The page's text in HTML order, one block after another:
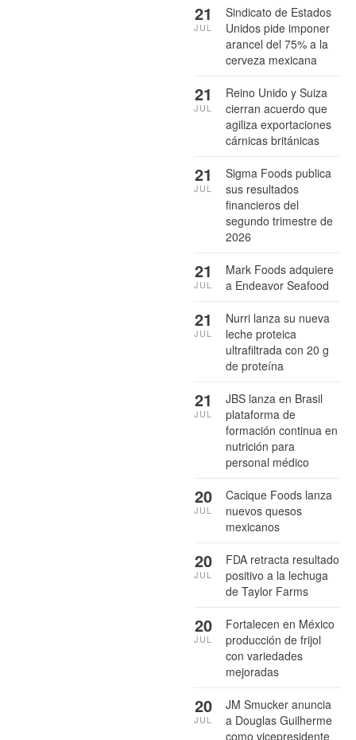
Sindicato de Estados
Unidos pide imponer
arancel del 75% a la
cerveza mexicana
21
JUL
Reino Unido y Suiza
cierran acuerdo que
agiliza exportaciones
cárnicas británicas
21
JUL
Sigma Foods publica
sus resultados
financieros del
segundo trimestre de
2026
21
JUL
Mark Foods adquiere
a Endeavor Seafood
21
JUL
Nurri lanza su nueva
leche proteica
ultrafiltrada con 20 g
de proteína
21
JUL
JBS lanza en Brasil
plataforma de
formación continua en
nutrición para
personal médico
21
JUL
Cacique Foods lanza
nuevos quesos
mexicanos
20
JUL
FDA retracta resultado
positivo a la lechuga
de Taylor Farms
20
JUL
Fortalecen en México
producción de frijol
con variedades
mejoradas
20
JUL
JM Smucker anuncia
a Douglas Guilherme
como vicepresidente
20
JUL